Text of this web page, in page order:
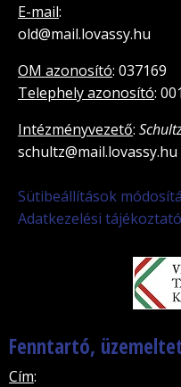
E-mail:
old@mail.lovassy.hu
OM azonosító: 037169
Telephely azonosító: 001
Intézményvezető:
schultz@mail.lovassy.hu
Sütibeállítások
Adatkezelési
Fenntartó,
Cím: